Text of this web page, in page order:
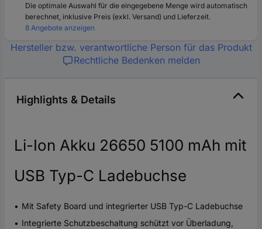
Die optimale Auswahl für die eingegebene Menge wird automatisch
berechnet, inklusive Preis (exkl. Versand) und Lieferzeit.
8 Angebote anzeigen
Hersteller bzw. verantwortliche Person für das Produkt
Rechtliche Bedenken melden
Highlights & Details
Li-Ion Akku 26650 5100 mAh mit
USB Typ-C Ladebuchse
Mit Safety Board und integrierter USB Typ-C Ladebuchse
Integrierte Schutzbeschaltung schützt vor Überladung,